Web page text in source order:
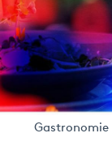
Gastronomie